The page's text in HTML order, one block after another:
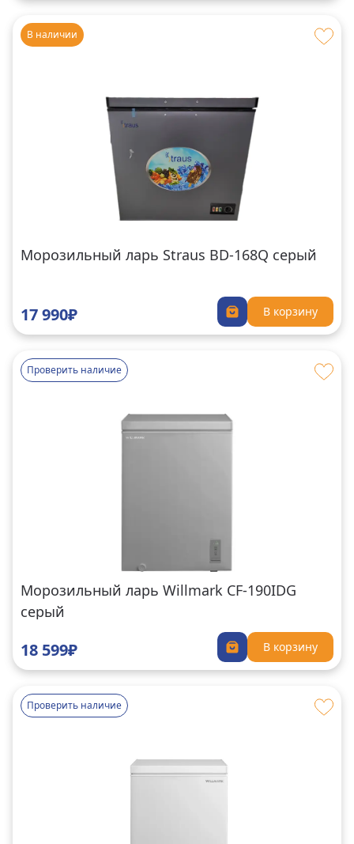
В наличии
Морозильный ларь Straus BD-168Q серый
17 990₽ В корзину
Проверить наличие
Морозильный ларь Willmark CF-190IDG
серый
18 599₽ В корзину
Проверить наличие